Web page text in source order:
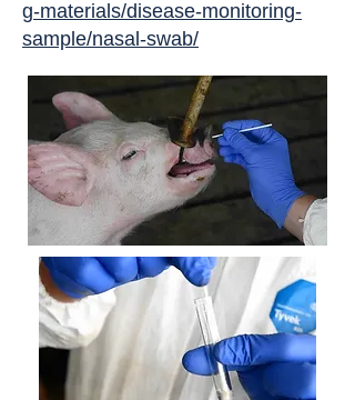
g-materials/disease-monitoring-
sample/nasal-swab/